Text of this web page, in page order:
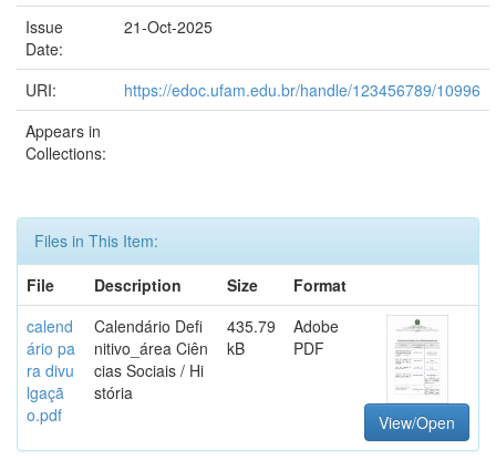
Issue
Date:
21-Oct-2025
URI:
https://edoc.ufam.edu.br/handle/123456789/10996
Appears in
Collections:
Files in This Item:
File
Description Size
Format
calend
ário pa
ra divu
lgaçã
o.pdf
Calendário Defi
nitivo_área Ciên
cias Sociais / Hi
stória
435.79
kB
Adobe
PDF
View/Open